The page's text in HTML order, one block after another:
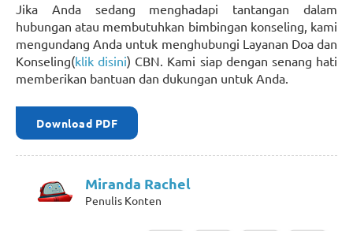
Jika Anda sedang menghadapi tantangan dalam
hubungan atau membutuhkan bimbingan konseling, kami
mengundang Anda untuk menghubungi Layanan Doa dan
Konseling(klik disini) CBN. Kami siap dengan senang hati
memberikan bantuan dan dukungan untuk Anda.
Download PDF
Miranda Rachel
Penulis Konten